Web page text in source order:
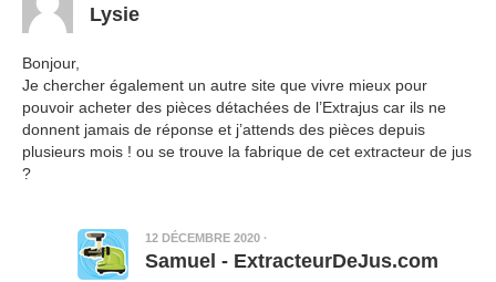
Lysie
Bonjour,
Je chercher également un autre site que vivre mieux pour
pouvoir acheter des pièces détachées de l’Extrajus car ils ne
donnent jamais de réponse et j’attends des pièces depuis
plusieurs mois ! ou se trouve la fabrique de cet extracteur de jus
?
12 DÉCEMBRE 2020 ·
Samuel - ExtracteurDeJus.com